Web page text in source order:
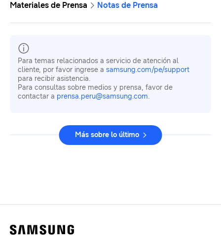
Materiales de Prensa
Notas de Prensa
Para temas relacionados a servicio de atención al
cliente, por favor ingrese a samsung.com/pe/support
para recibir asistencia.
Para consultas sobre medios y prensa, favor de
contactar a prensa.peru@samsung.com.
Más sobre lo último